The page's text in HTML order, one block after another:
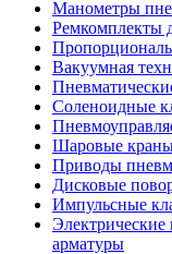
Манометры
Ремкомплекты
Вакуумная
Соленоидные
Шаровые
Приводы
Дисковые
Импульсные
арматуры